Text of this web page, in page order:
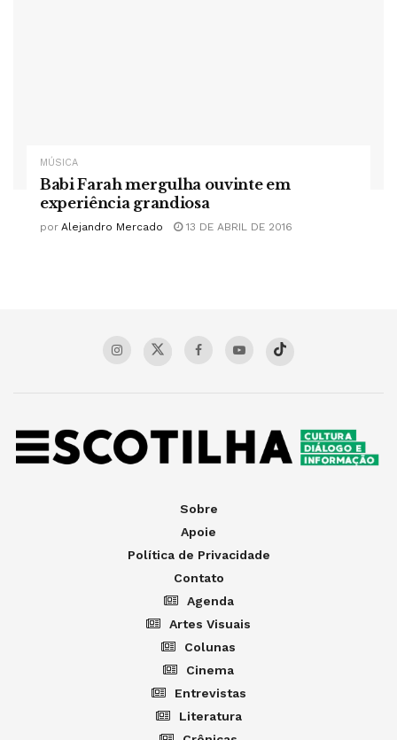
MÚSICA
Babi Farah mergulha ouvinte em
experiência grandiosa
por Alejandro Mercado 13 DE ABRIL DE 2016
Sobre
Apoie
Política de Privacidade
Contato
Agenda
Artes Visuais
Colunas
Cinema
Entrevistas
Literatura